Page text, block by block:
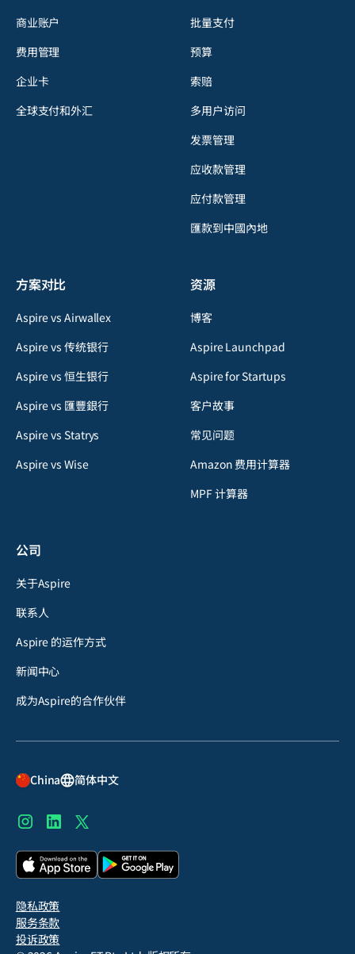
商业账户
费用管理
企业卡
全球支付和外汇
批量支付
预算
索赔
多用户访问
发票管理
应收款管理
应付款管理
匯款到中國內地
方案对比
Aspire vs Airwallex
Aspire vs 传统银行
Aspire vs 恒生银行
Aspire vs 匯豐銀行
Aspire vs Statrys
Aspire vs Wise
资源
博客
Aspire Launchpad
Aspire for Startups
客户故事
常见问题
Amazon 费用计算器
MPF 计算器
公司
关于Aspire
联系人
Aspire 的运作方式
新闻中心
成为Aspire的合作伙伴
China 简体中文
隐私政策
服务条款
投诉政策